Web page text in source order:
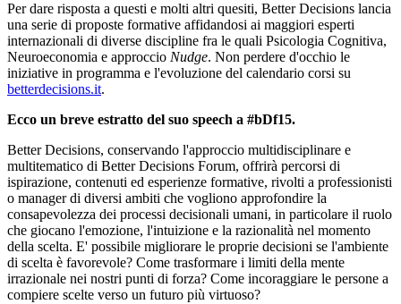
Per dare risposta a questi e molti altri quesiti, Better Decisions lancia
una serie di proposte formative affidandosi ai maggiori esperti
internazionali di diverse discipline fra le quali Psicologia Cognitiva,
Neuroeconomia e approccio Nudge. Non perdere d'occhio le
iniziative in programma e l'evoluzione del calendario corsi su
betterdecisions.it.
Ecco un breve estratto del suo speech a #bDf15.
Better Decisions, conservando l'approccio multidisciplinare e
multitematico di Better Decisions Forum, offrirà percorsi di
ispirazione, contenuti ed esperienze formative, rivolti a professionisti
o manager di diversi ambiti che vogliono approfondire la
consapevolezza dei processi decisionali umani, in particolare il ruolo
che giocano l'emozione, l'intuizione e la razionalità nel momento
della scelta. E' possibile migliorare le proprie decisioni se l'ambiente
di scelta è favorevole? Come trasformare i limiti della mente
irrazionale nei nostri punti di forza? Come incoraggiare le persone a
compiere scelte verso un futuro più virtuoso?